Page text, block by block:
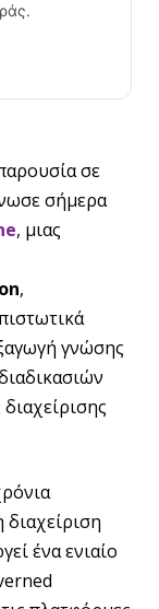
σε
σήμερα
, μιας
,
γνώσης
ένα ενιαίο